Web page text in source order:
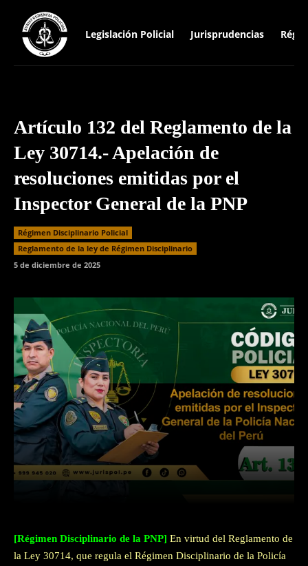
Legislación Policial Jurisprudencias
Artículo 132 del Reglamento de la
Ley 30714.- Apelación de
resoluciones emitidas por el
Inspector General de la PNP
Régimen Disciplinario Policial
⁠Reglamento de la ley de Régimen Disciplinario
5 de diciembre de 2025
[Régimen Disciplinario de la PNP] En virtud del Reglamento de
la Ley 30714, que regula el Régimen Disciplinario de la Policía